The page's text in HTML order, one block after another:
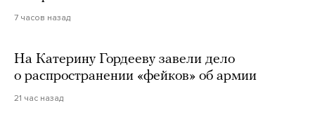
7 часов назад
На Катерину Гордееву завели дело
о распространении «фейков» об армии
21 час назад